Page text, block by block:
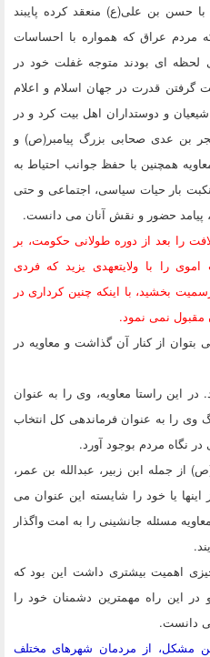
حسن بن علی(ع) منعقد کرده پایبند
مردم عراق که همواره با احساسات
لحظه ای بودند متوجه غفلت خود در
گرفتن قدرت در جهان اسلام و اعلام
و دوستداران اهل بیت کرد و در
بن عدی صحابی بزرگ پیامبر(ص) و
همچنین با حفظ جوانب احتیاط به
بار حیات سیاسی، اجتماعی و حتی
پیامد حضور و نقش آنان می دانست.
را بعد از دوره طولانی حکومت، بر
را با ولایتعهدی یزید که فردی
بخشید، با اینکه چنین کرداری در
مقبول نمی نمود.
از کنار آن گذاشت و معاویه در
این راستا معاویه، وی را به عنوان
وی را به عنوان فرماندهی کل انتخاب
نگاه مردم بوجود آورد.
جمله ابن زبیر، عبدالله بن عمر،
یا خود را شایسته این عنوان می
مسئله جانشینی را به امت واگذار
اهمیت بیشتری داشت این بود که
در این راه مهمترین دشمنان خود را
دانست.
مشکل، از مردمان شهرهای مختلف